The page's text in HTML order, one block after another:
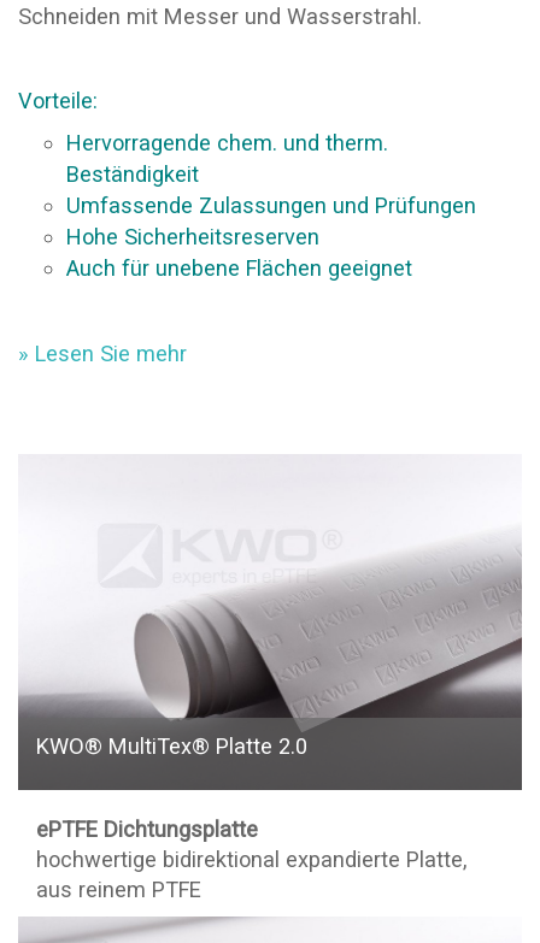
Schneiden mit Messer und Wasserstrahl.
Vorteile:
Hervorragende chem. und therm.
Beständigkeit
Umfassende Zulassungen und Prüfungen
Hohe Sicherheitsreserven
Auch für unebene Flächen geeignet
» Lesen Sie mehr
KWO® MultiTex® Platte 2.0
ePTFE Dichtungsplatte
hochwertige bidirektional expandierte Platte,
aus reinem PTFE